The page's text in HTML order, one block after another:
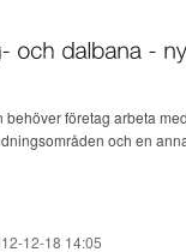
behöver företag arbeta
och en
12-18 14:05